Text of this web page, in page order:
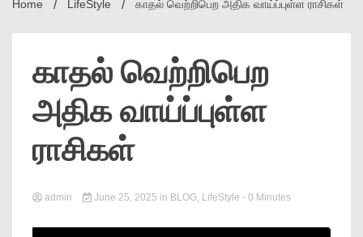
News
Home LifeStyle காதல் வெற்றிபெற அதிக வாய்ப்புள்ள ராசிகள்
காதல் வெற்றிபெற
அதிக வாய்ப்புள்ள
ராசிகள்
admin June 25, 2025 in BLOG, LifeStyle - 0 Minutes